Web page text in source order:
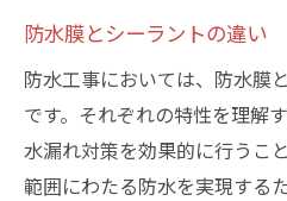
防水膜とシーラントの違い
防水工事においては、防水膜
です。それぞれの特性を理解
水漏れ対策を効果的に行うこ
範囲にわたる防水を実現する